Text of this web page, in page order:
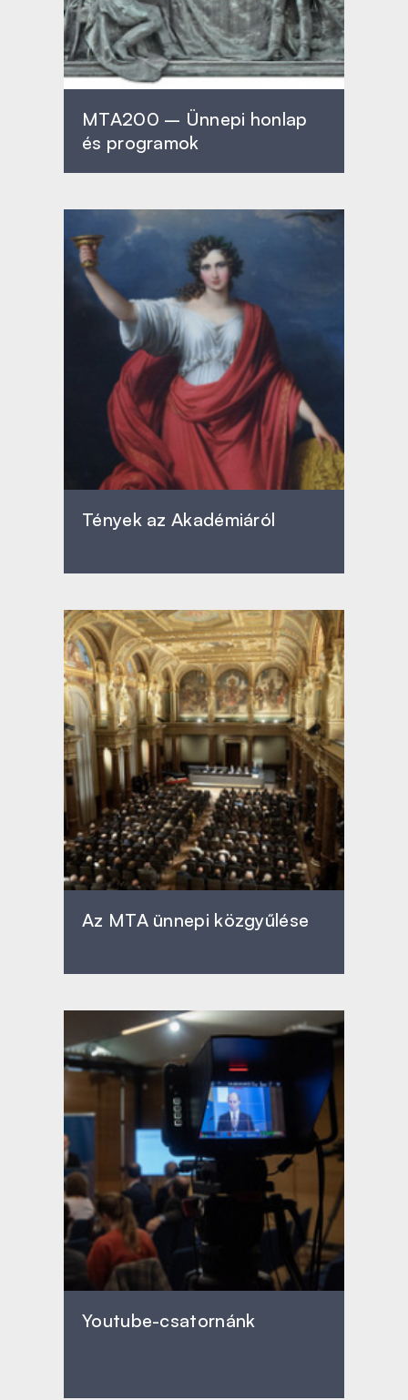
MTA200 – Ünnepi honlap
és programok
Tények az Akadémiáról
Az MTA ünnepi közgyűlése
Youtube-csatornánk